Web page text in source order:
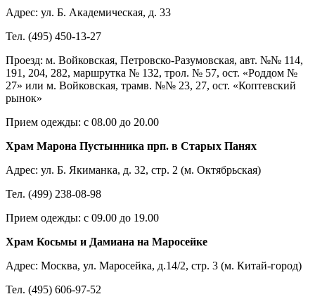
Адрес: ул. Б. Академическая, д. 33
Тел. (495) 450-13-27
Проезд: м. Войковская, Петровско-Разумовская, авт. №№ 114,
191, 204, 282, маршрутка № 132, трол. № 57, ост. «Роддом №
27» или м. Войковская, трамв. №№ 23, 27, ост. «Коптевский
рынок»
Прием одежды: с 08.00 до 20.00
Храм Марона Пустынника прп. в Старых Панях
Адрес: ул. Б. Якиманка, д. 32, стр. 2 (м. Октябрьская)
Тел. (499) 238-08-98
Прием одежды: с 09.00 до 19.00
Храм Косьмы и Дамиана на Маросейке
Адрес: Москва, ул. Маросейка, д.14/2, стр. 3 (м. Китай-город)
Тел. (495) 606-97-52